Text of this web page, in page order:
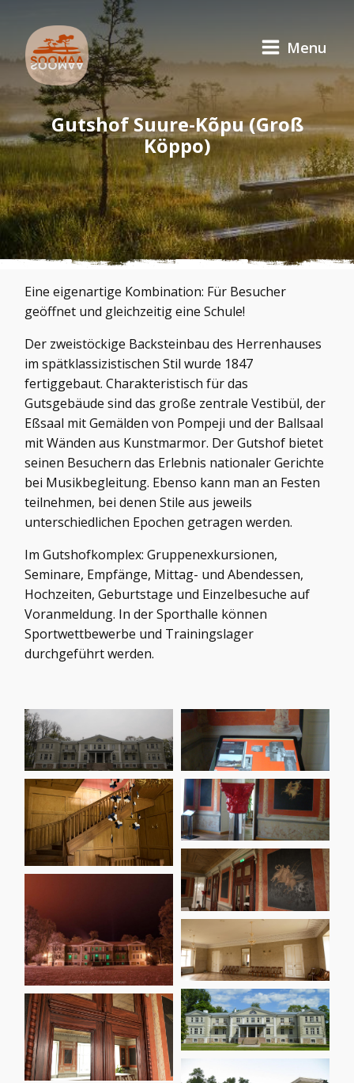
Menu
Gutshof Suure-Kõpu (Groß
Köppo)
Eine eigenartige Kombination: Für Besucher
geöffnet und gleichzeitig eine Schule!
Der zweistöckige Backsteinbau des Herrenhauses
im spätklassizistischen Stil wurde 1847
fertiggebaut. Charakteristisch für das
Gutsgebäude sind das große zentrale Vestibül, der
Eßsaal mit Gemälden von Pompeji und der Ballsaal
mit Wänden aus Kunstmarmor. Der Gutshof bietet
seinen Besuchern das Erlebnis nationaler Gerichte
bei Musikbegleitung. Ebenso kann man an Festen
teilnehmen, bei denen Stile aus jeweils
unterschiedlichen Epochen getragen werden.
Im Gutshofkomplex: Gruppenexkursionen,
Seminare, Empfänge, Mittag- und Abendessen,
Hochzeiten, Geburtstage und Einzelbesuche auf
Voranmeldung. In der Sporthalle können
Sportwettbewerbe und Trainingslager
durchgeführt werden.